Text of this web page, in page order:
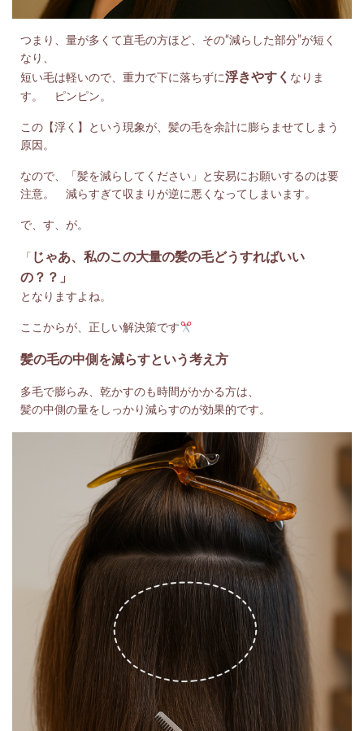
つまり、量が多くて直毛の方ほど、その“減らした部分”が短く
なり、
短い毛は軽いので、重力で下に落ちずに浮きやすく なりま
す。 ピンピン。
この【浮く】という現象が、髪の毛を余計に膨らませてしまう
原因。
なので、「髪を減らしてください」と安易にお願いするのは要
注意。 減らすぎて収まりが逆に悪くなってしまいます。
で、す、が。
「 じゃあ、私のこの大量の髪の毛どうすればいい
の？？」
となりますよね。
ここからが、正しい解決策です
髪の毛の中側を減らすという考え方
多毛で膨らみ、乾かすのも時間がかかる方は、
髪の中側の量をしっかり減らすのが効果的です。